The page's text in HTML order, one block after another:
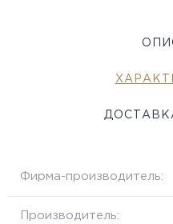
Фирма-производитель:
Производитель: